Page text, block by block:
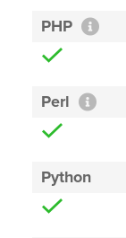
PHP
Perl
Python